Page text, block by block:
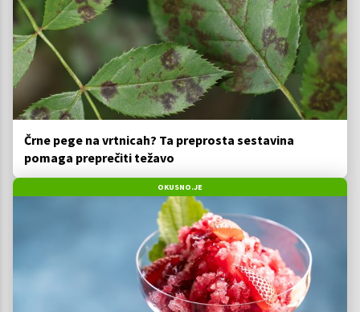
Črne pege na vrtnicah? Ta preprosta sestavina
pomaga preprečiti težavo
OKUSNO.JE